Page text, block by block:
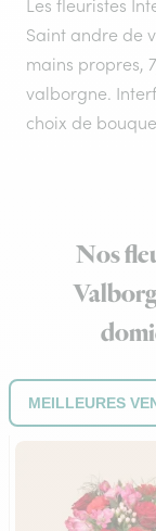
Les fleuristes
Saint andre de
mains propres,
valborgne.
choix de
Nos